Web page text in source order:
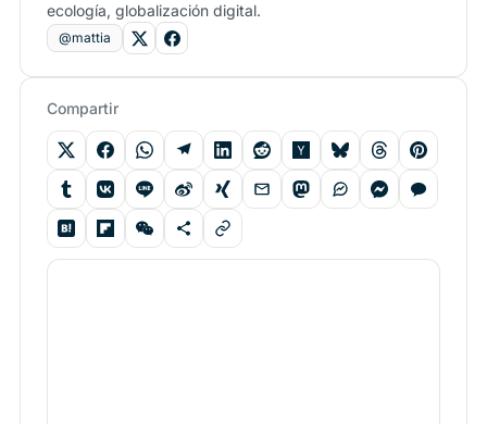
ecología, globalización digital.
@mattia
Compartir